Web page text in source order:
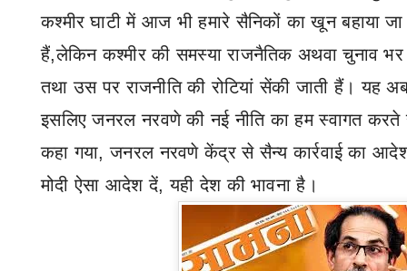
कश्मीर घाटी में आज भी हमारे सैनिकों का खून बहाया जा
हैं,लेकिन कश्मीर की समस्या राजनैतिक अथवा चुनाव
तथा उस पर राजनीति की रोटियां सेंकी जाती हैं। यह
इसलिए जनरल नरवणे की नई नीति का हम स्वागत
कहा गया,जनरल नरवणे केंद्र से सैन्य कार्रवाई का
मोदी ऐसा आदेश दें,यही देश की भावना है।